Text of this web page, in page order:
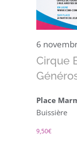
6
Cirque
Place
Buissière
9,50€